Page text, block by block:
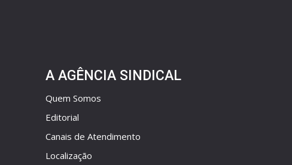
A AGÊNCIA SINDICAL
Quem Somos
Editorial
Canais de Atendimento
Localização